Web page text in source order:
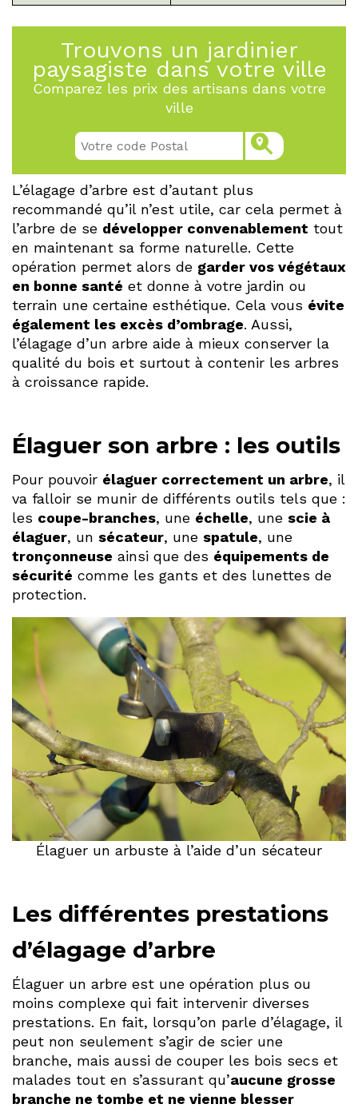
Trouvons un jardinier
paysagiste dans votre ville
Comparez les prix des artisans dans votre
ville
L’élagage d’arbre est d’autant plus
recommandé qu’il n’est utile, car cela permet à
l’arbre de se développer convenablement tout
en maintenant sa forme naturelle. Cette
opération permet alors de garder vos végétaux
en bonne santé et donne à votre jardin ou
terrain une certaine esthétique. Cela vous évite
également les excès d’ombrage. Aussi,
l’élagage d’un arbre aide à mieux conserver la
qualité du bois et surtout à contenir les arbres
à croissance rapide.
Élaguer son arbre : les outils
Pour pouvoir élaguer correctement un arbre, il
va falloir se munir de différents outils tels que :
les coupe-branches, une échelle, une scie à
élaguer, un sécateur, une spatule, une
tronçonneuse ainsi que des équipements de
sécurité comme les gants et des lunettes de
protection.
Élaguer un arbuste à l’aide d’un sécateur
Les différentes prestations
d’élagage d’arbre
Élaguer un arbre est une opération plus ou
moins complexe qui fait intervenir diverses
prestations. En fait, lorsqu’on parle d’élagage, il
peut non seulement s’agir de scier une
branche, mais aussi de couper les bois secs et
malades tout en s’assurant qu’aucune grosse
branche ne tombe et ne vienne blesser